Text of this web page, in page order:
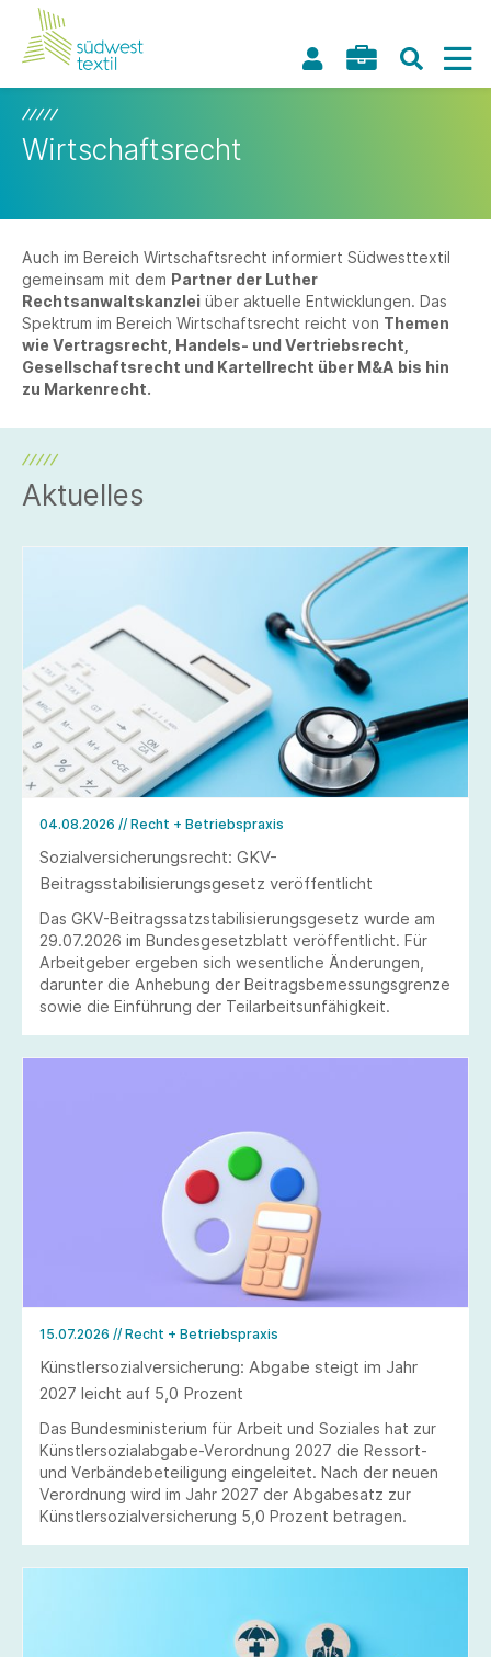
Wirtschaftsrecht
Auch im Bereich Wirtschaftsrecht informiert Südwesttextil
gemeinsam mit dem Partner der Luther
Rechtsanwaltskanzlei über aktuelle Entwicklungen. Das
Spektrum im Bereich Wirtschaftsrecht reicht von Themen
wie Vertragsrecht, Handels- und Vertriebsrecht,
Gesellschaftsrecht und Kartellrecht über M&A bis hin
zu Markenrecht.
Aktuelles
04.08.2026 // Recht + Betriebspraxis
Sozialversicherungsrecht: GKV-
Beitragsstabilisierungsgesetz veröffentlicht
Das GKV-Beitragssatzstabilisierungsgesetz wurde am
29.07.2026 im Bundesgesetzblatt veröffentlicht. Für
Arbeitgeber ergeben sich wesentliche Änderungen,
darunter die Anhebung der Beitragsbemessungsgrenze
sowie die Einführung der Teilarbeitsunfähigkeit.
15.07.2026 // Recht + Betriebspraxis
Künstlersozialversicherung: Abgabe steigt im Jahr
2027 leicht auf 5,0 Prozent
Das Bundesministerium für Arbeit und Soziales hat zur
Künstlersozialabgabe-Verordnung 2027 die Ressort-
und Verbändebeteiligung eingeleitet. Nach der neuen
Verordnung wird im Jahr 2027 der Abgabesatz zur
Künstlersozialversicherung 5,0 Prozent betragen.